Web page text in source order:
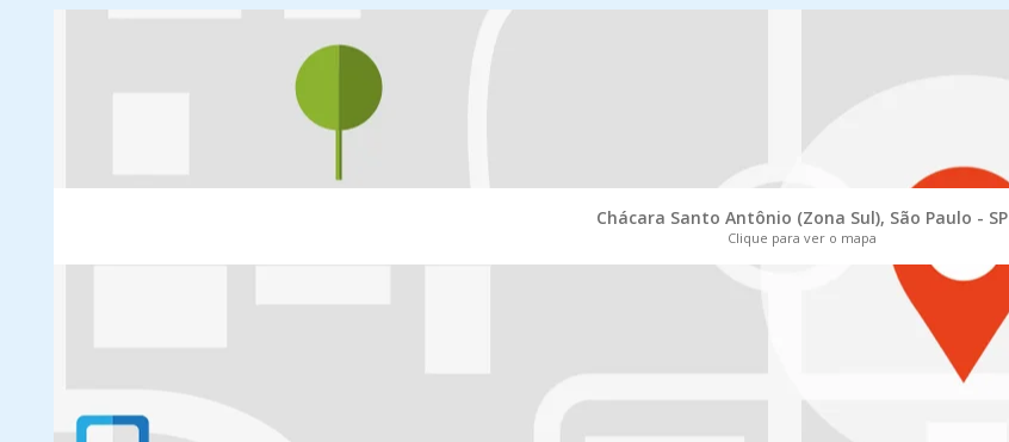
Chácara Santo Antônio (Zona Sul), São Paulo - SP
Clique para ver o mapa